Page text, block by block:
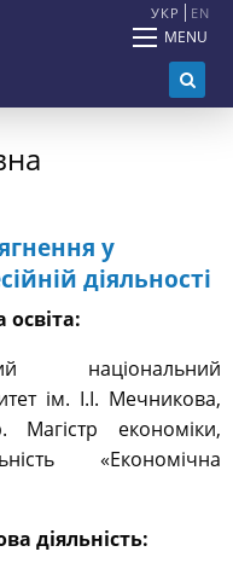
УКР EN
MENU
у
діяльності
національний
ім. І.І. Мечникова,
Магістр економіки,
«Економічна
діяльність: